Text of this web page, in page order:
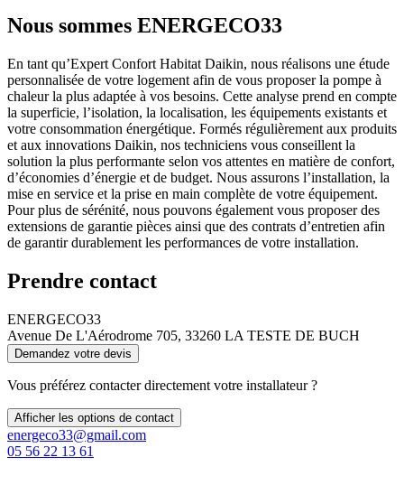
Nous sommes ENERGECO33
En tant qu’Expert Confort Habitat Daikin, nous réalisons une étude
personnalisée de votre logement afin de vous proposer la pompe à
chaleur la plus adaptée à vos besoins. Cette analyse prend en compte
la superficie, l’isolation, la localisation, les équipements existants et
votre consommation énergétique. Formés régulièrement aux produits
et aux innovations Daikin, nos techniciens vous conseillent la
solution la plus performante selon vos attentes en matière de confort,
d’économies d’énergie et de budget. Nous assurons l’installation, la
mise en service et la prise en main complète de votre équipement.
Pour plus de sérénité, nous pouvons également vous proposer des
extensions de garantie pièces ainsi que des contrats d’entretien afin
de garantir durablement les performances de votre installation.
Prendre contact
ENERGECO33
Avenue De L'Aérodrome 705, 33260 LA TESTE DE BUCH
Demandez votre devis
Vous préférez contacter directement votre installateur ?
Afficher les options de contact
energeco33@gmail.com
05 56 22 13 61